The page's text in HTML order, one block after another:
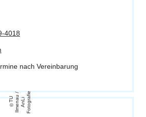
4018
nach Vereinbarung
T
U
Il
m
e
n a
u /
A
n
Li
F
o
t
o
g
r
a
fi e